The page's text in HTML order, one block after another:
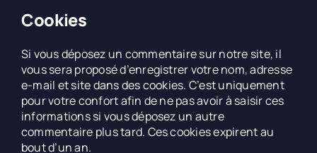
Cookies
Si vous déposez un commentaire sur notre site, il
vous sera proposé d’enregistrer votre nom, adresse
e-mail et site dans des cookies. C’est uniquement
pour votre confort afin de ne pas avoir à saisir ces
informations si vous déposez un autre
commentaire plus tard. Ces cookies expirent au
bout d’un an.